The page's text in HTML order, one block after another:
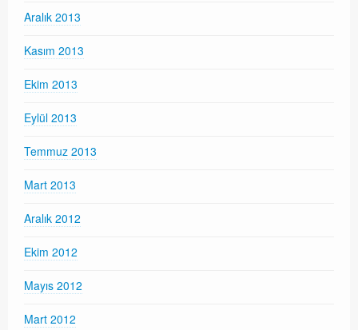
Aralık 2013
Kasım 2013
Ekim 2013
Eylül 2013
Temmuz 2013
Mart 2013
Aralık 2012
Ekim 2012
Mayıs 2012
Mart 2012